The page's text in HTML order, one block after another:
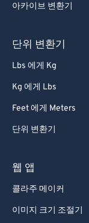
아카이브 변환기
단위 변환기
Lbs 에게 Kg
Kg 에게 Lbs
Feet 에게 Meters
단위 변환기
웹 앱
콜라주 메이커
이미지 크기 조절기